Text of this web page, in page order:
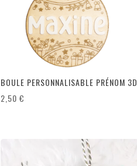
BOULE PERSONNALISABLE PRÉNOM 3D
2,50€